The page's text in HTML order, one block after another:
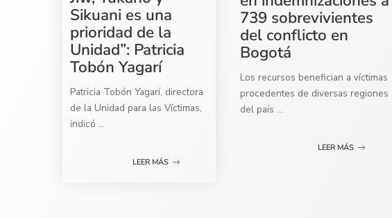
Sikuani es una
prioridad de la
Unidad”: Patricia
Tobón Yagarí
Patricia Tobón Yagarí, directora
de la Unidad para las Víctimas,
indicó ...
LEER MÁS
739 sobrevivientes
del conflicto en
Bogotá
Los recursos benefician a víctimas
procedentes de diversas regiones
del país ...
LEER MÁS